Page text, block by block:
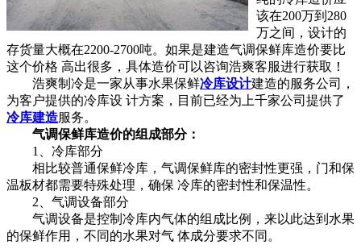
该在200万到280
万之间，设计的
存货量大概在2200-2700吨。如果是建造气调保鲜库造价要比
这个价格 高出很多，具体造价可以咨询浩爽客服进行获取！
浩爽制冷是一家从事水果保鲜冷库设计建造的服务公司，
为客户提供的冷库设 计方案，目前已经为上千家公司提供了
冷库建造服务。
气调保鲜库造价的组成部分：
1、冷库部分
相比较普通保鲜冷库，气调保鲜库的密封性更强，门和保
温板材都需要特殊处理，确保 冷库的密封性和保温性。
2、气调设备部分
气调设备是控制冷库内气体的组成比例，来以此达到水果
的保鲜作用，不同的水果对气 体成分要求不同。